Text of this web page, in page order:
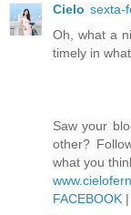
Cielo sexta-
Oh, what a
timely in
Saw your
other?
what you
FACEBOOK |